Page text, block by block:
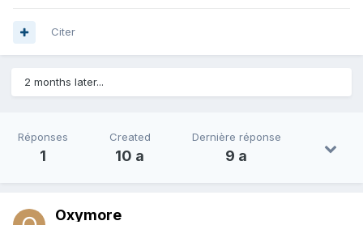
Citer
2 months later...
Réponses
1
Created
10 a
Dernière réponse
9 a
Oxymore